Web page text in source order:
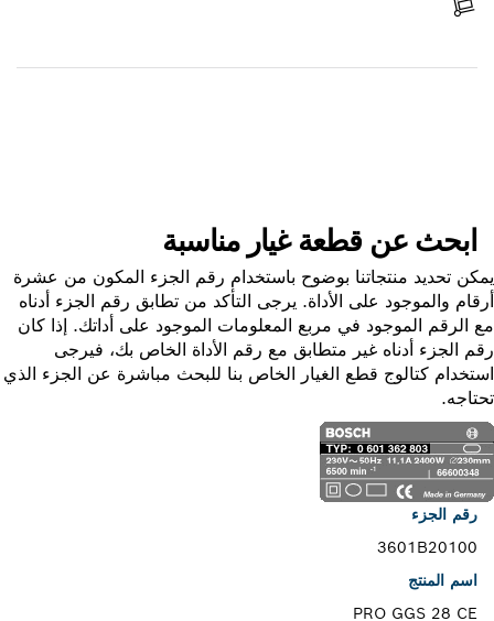
ابحث عن قطعة غيار مناسبة
تحديد منتجاتنا بوضوح باستخدام رقم الجزء المكون من عشرة
والموجود على الأداة. يرجى التأكد من تطابق رقم الجزء أدناه
الرقم الموجود في مربع المعلومات الموجود على أداتك. إذا كان
الجزء أدناه غير متطابق مع رقم الأداة الخاص بك، فيرجى
كتالوج قطع الغيار الخاص بنا للبحث مباشرة عن الجزء الذي
رقم الجزء
3601B20100
اسم المنتج
PRO GGS 28 CE